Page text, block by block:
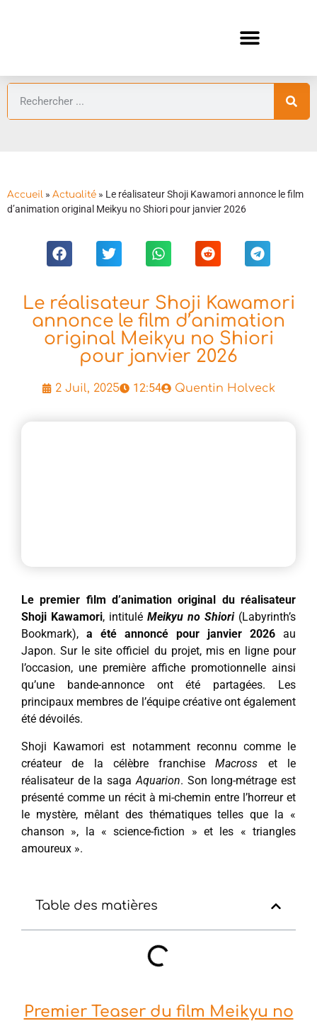
Accueil » Actualité » Le réalisateur Shoji Kawamori annonce le film
d’animation original Meikyu no Shiori pour janvier 2026
Le réalisateur Shoji Kawamori
annonce le film d’animation
original Meikyu no Shiori
pour janvier 2026
2 Juil, 2025 12:54 Quentin Holveck
Le premier film d’animation original du réalisateur
Shoji Kawamori, intitulé Meikyu no Shiori(Labyrinth’s
Bookmark), a été annoncé pour janvier 2026 au
Japon. Sur le site officiel du projet, mis en ligne pour
l’occasion, une première affiche promotionnelle ainsi
qu’une bande-annonce ont été partagées. Les
principaux membres de l’équipe créative ont également
été dévoilés.
Shoji Kawamori est notamment reconnu comme le
créateur de la célèbre franchiseMacross et le
réalisateur de la sagaAquarion. Son long-métrage est
présenté comme un récit à mi-chemin entre l’horreur et
le mystère, mêlant des thématiques telles que la «
chanson », la « science-fiction » et les « triangles
amoureux ».
Table des matières
Premier Teaser du film Meikyu no